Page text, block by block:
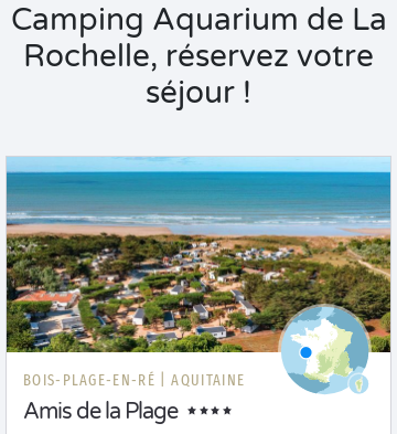
Camping Aquarium de La
Rochelle, réservez votre
séjour !
BOIS-PLAGE-EN-RÉ | AQUITAINE
Amis de la Plage